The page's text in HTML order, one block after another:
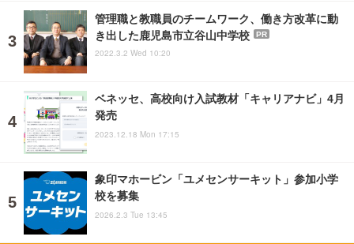
管理職と教職員のチームワーク、働き方改革に動
き出した鹿児島市立谷山中学校
PR
2022.3.2 Wed 10:20
ベネッセ、高校向け入試教材「キャリアナビ」4月
発売
2023.12.18 Mon 17:15
象印マホービン「ユメセンサーキット」参加小学
校を募集
2026.2.3 Tue 13:45